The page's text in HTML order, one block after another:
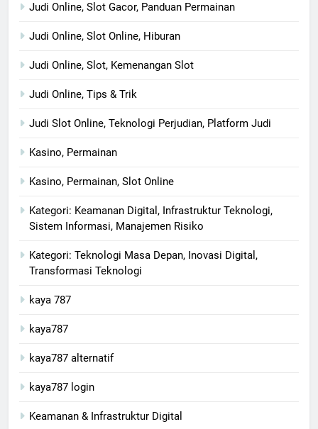
Judi Online, Slot Gacor, Panduan Permainan
Judi Online, Slot Online, Hiburan
Judi Online, Slot, Kemenangan Slot
Judi Online, Tips & Trik
Judi Slot Online, Teknologi Perjudian, Platform Judi
Kasino, Permainan
Kasino, Permainan, Slot Online
Kategori: Keamanan Digital, Infrastruktur Teknologi,
Sistem Informasi, Manajemen Risiko
Kategori: Teknologi Masa Depan, Inovasi Digital,
Transformasi Teknologi
kaya 787
kaya787
kaya787 alternatif
kaya787 login
Keamanan & Infrastruktur Digital